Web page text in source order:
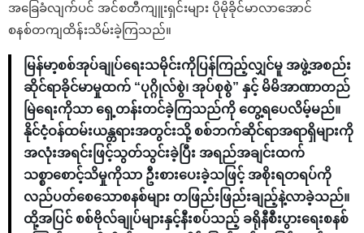
အခြေခံလျက်ပင် အင်စတီကျူးရှင်းများ ပိုမိုခိုင်မာလာအောင်
စနစ်တကျထိန်းသိမ်းခဲ့ကြသည်။
မြန်မာ့စစ်အုပ်ချုပ်ရေးသမိုင်းကိုပြန်ကြည့်လျှင်မူ အဖွဲ့အစည်း
ဆိုင်ရာခိုင်မာမှုထက် “ပုဂ္ဂိုလ်စွဲ၊ အုပ်စုစွဲ” နှင့် မိမိအာဏာတည်
မြဲရေးကိုသာ ရှေ့တန်းတင်ခဲ့ကြသည်ကို တွေ့ရပေလိမ့်မည်။
နိုင်ငံ့ဝန်ထမ်းယန္တရားအတွင်းသို့ စစ်ဘက်ဆိုင်ရာအရာရှိများကို
အလုံးအရင်းဖြင့်သွတ်သွင်းခဲ့ပြီး အရည်အချင်းထက်
သစ္စာစောင့်သိမှုကိုသာ ဦးစားပေးခဲ့သဖြင့် အစိုးရတရပ်ကို
လည်ပတ်စေသောစနစ်များ တဖြည်းဖြည်းချည့်နဲ့လာခဲ့သည်။
ထို့အပြင် စစ်ဗိုလ်ချုပ်များနှင့်နီးစပ်သည့် ခရိုနီစီးပွားရေးစနစ်